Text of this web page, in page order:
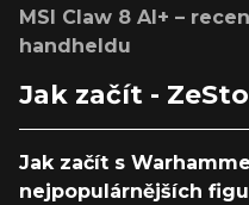
MSI Claw 8 AI+ –
handheldu
Jak začít -
Jak začít s
nejpopulárnějších